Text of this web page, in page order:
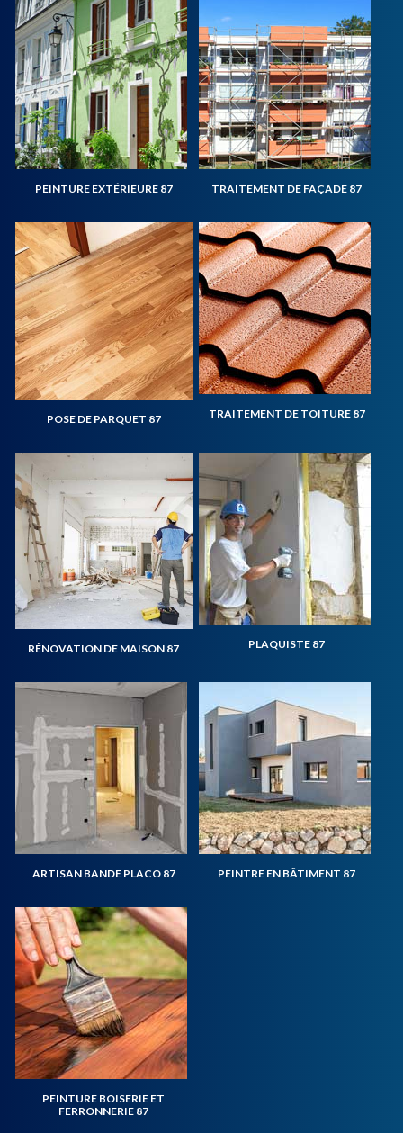
PEINTURE EXTÉRIEURE 87 TRAITEMENT DE FAÇADE 87
POSE DE PARQUET 87 TRAITEMENT DE TOITURE 87
RÉNOVATION DE MAISON 87 PLAQUISTE 87
ARTISAN BANDE PLACO 87 PEINTRE EN BÂTIMENT 87
PEINTURE BOISERIE ET
FERRONNERIE 87